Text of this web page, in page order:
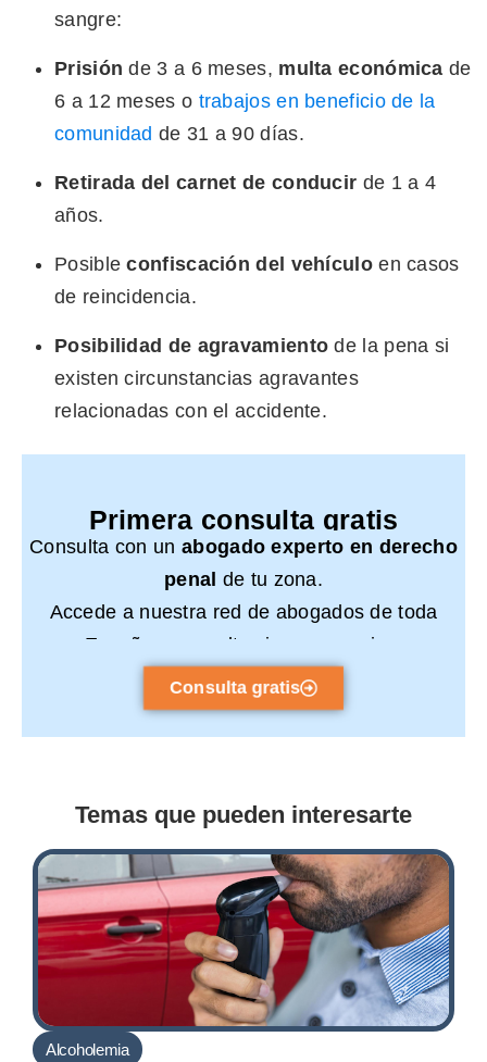
sangre:
Prisión de 3 a 6 meses, multa económica de
6 a 12 meses o trabajos en beneficio de la
comunidad de 31 a 90 días.
Retirada del carnet de conducir de 1 a 4
años.
Posibleconfiscación del vehículoen casos
de reincidencia.
Posibilidad de agravamiento de la pena si
existen circunstancias agravantes
relacionadas con el accidente.
Primera consulta gratis
Consulta con un abogado experto en derecho
penal de tu zona.
Accede a nuestra red de abogados de toda
España y consulta sin compromiso.
Consulta gratis
Temas que pueden interesarte
Alcoholemia